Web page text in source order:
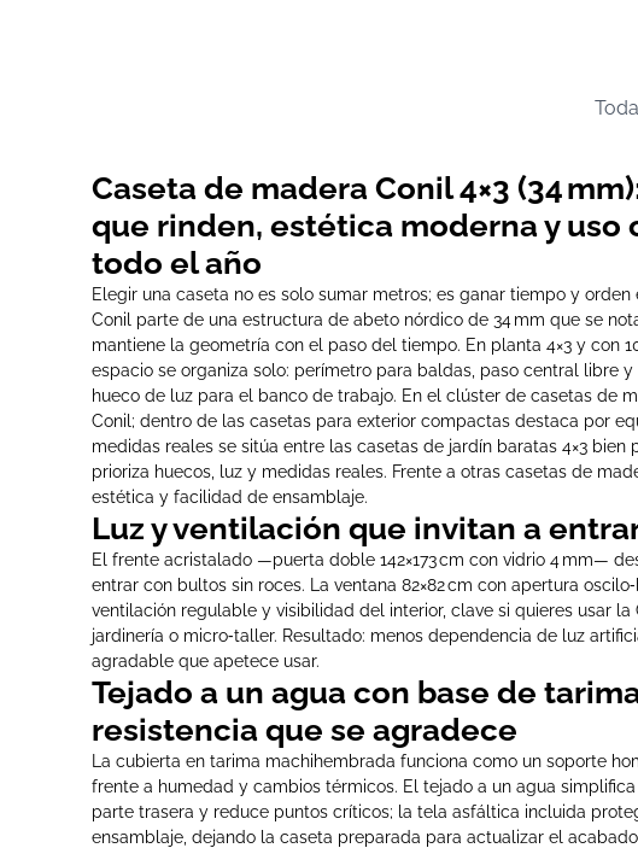
Caseta de madera Conil 4×3 (34
que rinden, estética moderna y uso
todo el año
Elegir una caseta no es solo sumar metros; es ganar tiempo y orden
Conil parte de una estructura de abeto nórdico de 34 mm que se
mantiene la geometría con el paso del tiempo. En planta 4×3 y con
espacio se organiza solo: perímetro para baldas, paso central libre y
hueco de luz para el banco de trabajo. En el clúster de casetas de
Conil; dentro de las casetas para exterior compactas destaca por
medidas reales se sitúa entre las casetas de jardín baratas 4×3 bien
prioriza huecos, luz y medidas reales. Frente a otras casetas de
estética y facilidad de ensamblaje.
Luz y ventilación que invitan a
El frente acristalado —puerta doble 142×173 cm con vidrio 4 mm—
entrar con bultos sin roces. La ventana 82×82 cm con apertura
ventilación regulable y visibilidad del interior, clave si quieres usar
jardinería o micro‑taller. Resultado: menos dependencia de luz
agradable que apetece usar.
Tejado a un agua con base de
resistencia que se agradece
La cubierta en tarima machihembrada funciona como un soporte
frente a humedad y cambios térmicos. El tejado a un agua
parte trasera y reduce puntos críticos; la tela asfáltica incluida
ensamblaje, dejando la caseta preparada para actualizar el